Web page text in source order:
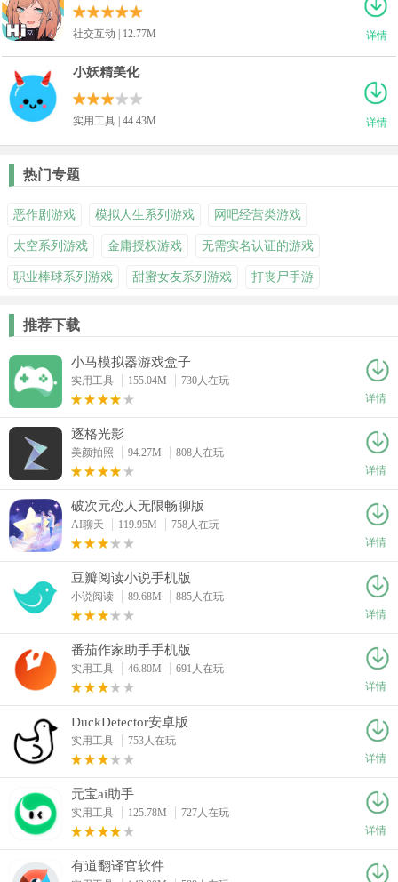
详情
社交互动 | 12.77M
详情
小妖精美化
实用工具 | 44.43M
热门专题
恶作剧游戏 模拟人生系列游戏 网吧经营类游戏
太空系列游戏 金庸授权游戏 无需实名认证的游戏
职业棒球系列游戏 甜蜜女友系列游戏 打丧尸手游
推荐下载
小马模拟器游戏盒子
实用工具 155.04M
730人在玩
详情
逐格光影
美颜拍照 94.27M
808人在玩
详情
破次元恋人无限畅聊版
AI聊天 119.95M
758人在玩
详情
豆瓣阅读小说手机版
小说阅读 89.68M
885人在玩
详情
番茄作家助手手机版
实用工具 46.80M
691人在玩
详情
DuckDetector安卓版
实用工具
753人在玩
详情
元宝ai助手
实用工具 125.78M
727人在玩
详情
有道翻译官软件